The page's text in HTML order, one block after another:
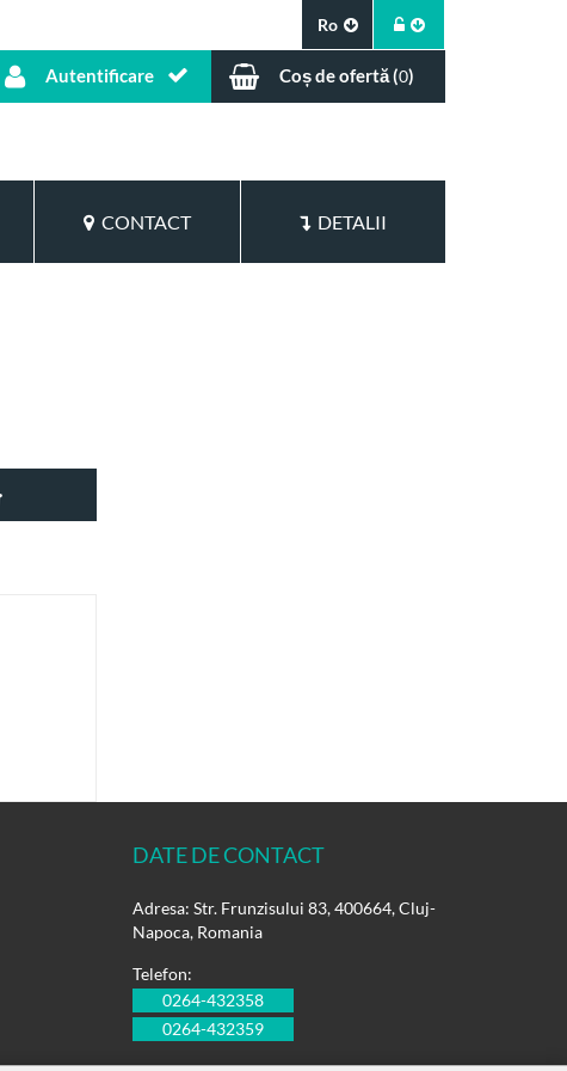
Ro
Autentificare Coș de ofertă (0)
CONTACT DETALII
DATE DE CONTACT
Adresa: Str. Frunzisului 83, 400664, Cluj-
Napoca, Romania
Telefon:
0264-432358
0264-432359